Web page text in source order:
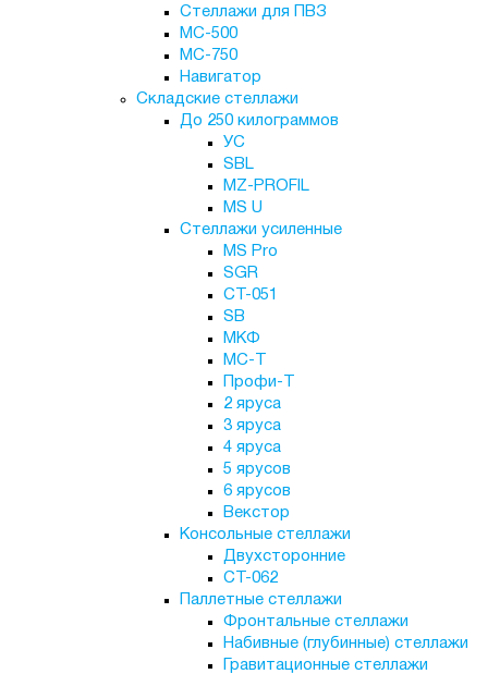
Стеллажи для ПВЗ
МС-500
МС-750
Навигатор
Складские стеллажи
До 250 килограммов
УС
SBL
MZ-PROFIL
MS U
Стеллажи усиленные
MS Pro
SGR
СТ-051
SB
МКФ
МС-Т
Профи-Т
2 яруса
3 яруса
4 яруса
5 ярусов
6 ярусов
Векстор
Консольные стеллажи
Двухсторонние
СТ-062
Паллетные стеллажи
Фронтальные стеллажи
Набивные (глубинные) стеллажи
Гравитационные стеллажи